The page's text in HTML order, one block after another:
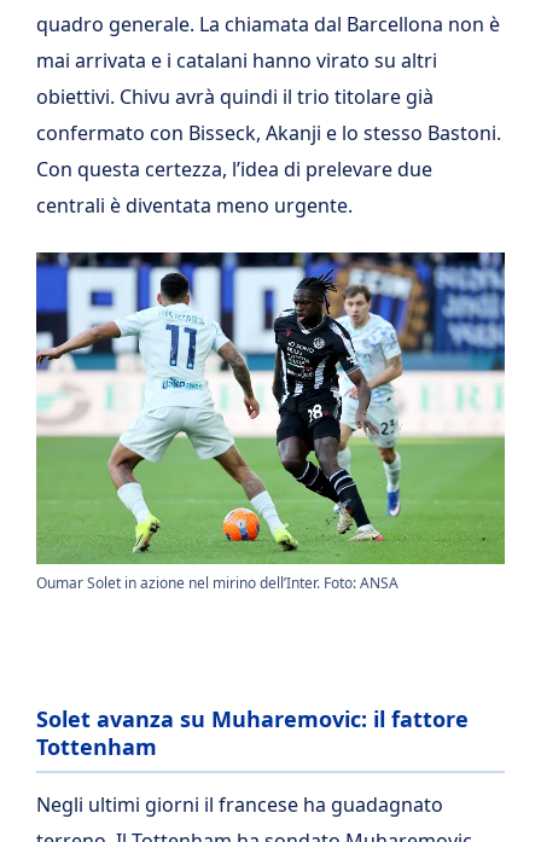
quadro generale. La chiamata dal Barcellona non è
mai arrivata e i catalani hanno virato su altri
obiettivi. Chivu avrà quindi il trio titolare già
confermato con Bisseck, Akanji e lo stesso Bastoni.
Con questa certezza, l’idea di prelevare due
centrali è diventata meno urgente.
Oumar Solet in azione nel mirino dell’Inter. Foto: ANSA
Solet avanza su Muharemovic: il fattore
Tottenham
Negli ultimi giorni il francese ha guadagnato